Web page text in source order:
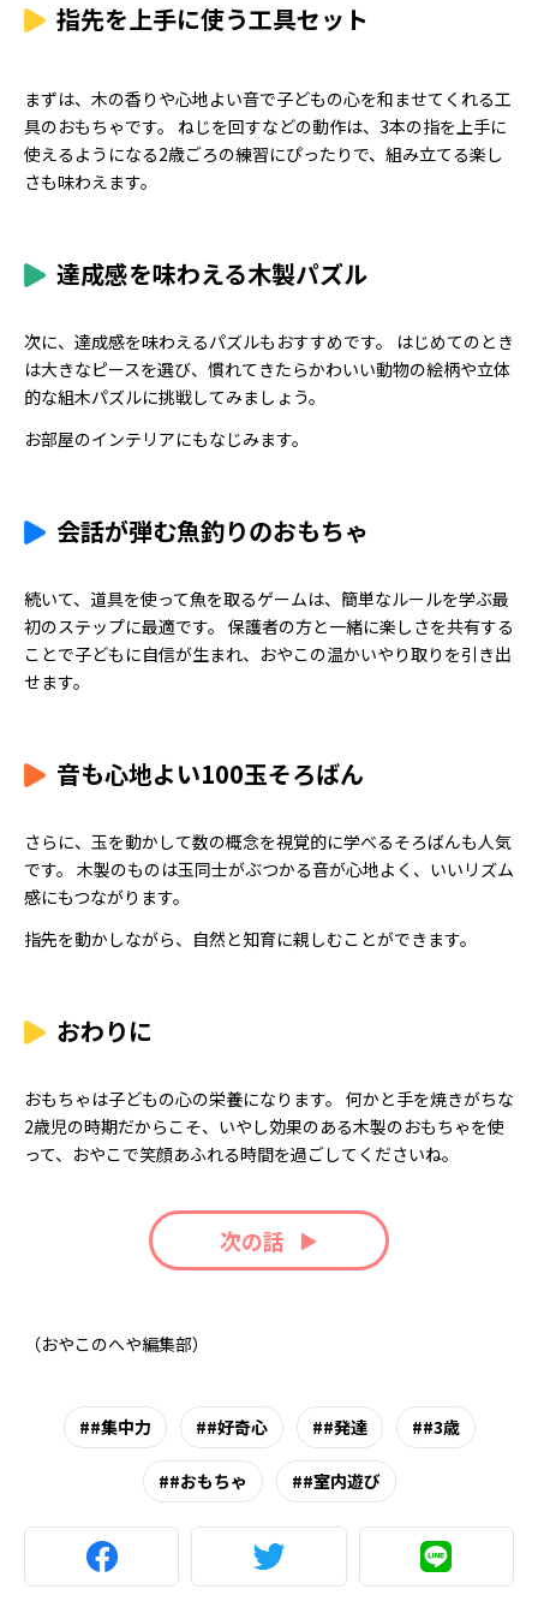
指先を上手に使う工具セット
まずは、木の香りや心地よい音で子どもの心を和ませてくれる工
具のおもちゃです。 ねじを回すなどの動作は、3本の指を上手に
使えるようになる2歳ごろの練習にぴったりで、組み立てる楽し
さも味わえます。
達成感を味わえる木製パズル
次に、達成感を味わえるパズルもおすすめです。 はじめてのとき
は大きなピースを選び、慣れてきたらかわいい動物の絵柄や立体
的な組木パズルに挑戦してみましょう。
お部屋のインテリアにもなじみます。
会話が弾む魚釣りのおもちゃ
続いて、道具を使って魚を取るゲームは、簡単なルールを学ぶ最
初のステップに最適です。 保護者の方と一緒に楽しさを共有する
ことで子どもに自信が生まれ、おやこの温かいやり取りを引き出
せます。
音も心地よい100玉そろばん
さらに、玉を動かして数の概念を視覚的に学べるそろばんも人気
です。 木製のものは玉同士がぶつかる音が心地よく、いいリズム
感にもつながります。
指先を動かしながら、自然と知育に親しむことができます。
おわりに
おもちゃは子どもの心の栄養になります。 何かと手を焼きがちな
2歳児の時期だからこそ、いやし効果のある木製のおもちゃを使
って、おやこで笑顔あふれる時間を過ごしてくださいね。
次の話
（おやこのへや編集部）
#集中力 #好奇心 #発達 #3歳
#おもちゃ #室内遊び